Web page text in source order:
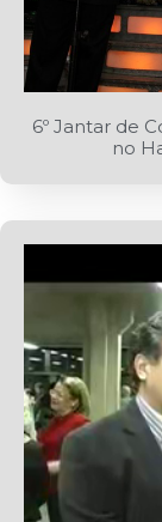
6º Jantar de
no